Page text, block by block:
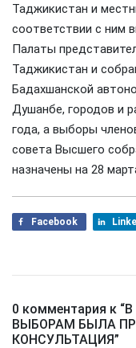
Таджикистан и
соответствии с ним
Палаты
Таджикистан и
Бадахшанской
Душанбе, городов и
года, а выборы
совета Высшего
назначены на 28
Facebook
0 комментария к “
ВЫБОРАМ БЫЛА
КОНСУЛЬТАЦИЯ”